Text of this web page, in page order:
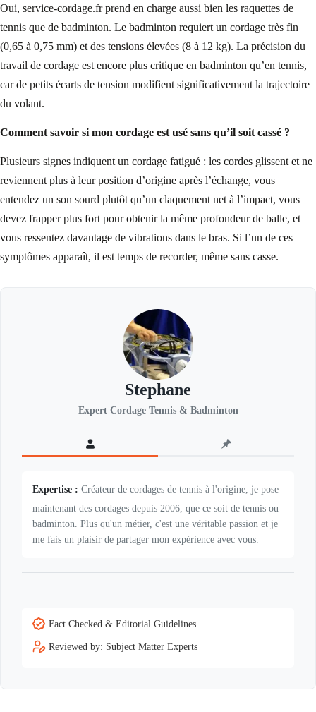
Oui, service-cordage.fr prend en charge aussi bien les raquettes de
tennis que de badminton. Le badminton requiert un cordage très fin
(0,65 à 0,75 mm) et des tensions élevées (8 à 12 kg). La précision du
travail de cordage est encore plus critique en badminton qu’en tennis,
car de petits écarts de tension modifient significativement la trajectoire
du volant.
Comment savoir si mon cordage est usé sans qu’il soit cassé ?
Plusieurs signes indiquent un cordage fatigué : les cordes glissent et ne
reviennent plus à leur position d’origine après l’échange, vous
entendez un son sourd plutôt qu’un claquement net à l’impact, vous
devez frapper plus fort pour obtenir la même profondeur de balle, et
vous ressentez davantage de vibrations dans le bras. Si l’un de ces
symptômes apparaît, il est temps de recorder, même sans casse.
Stephane
Expert Cordage Tennis & Badminton
Expertise : Créateur de cordages de tennis à l'origine, je pose
maintenant des cordages depuis 2006, que ce soit de tennis ou
badminton. Plus qu'un métier, c'est une véritable passion et je
me fais un plaisir de partager mon expérience avec vous.
Fact Checked & Editorial Guidelines
Reviewed by: Subject Matter Experts